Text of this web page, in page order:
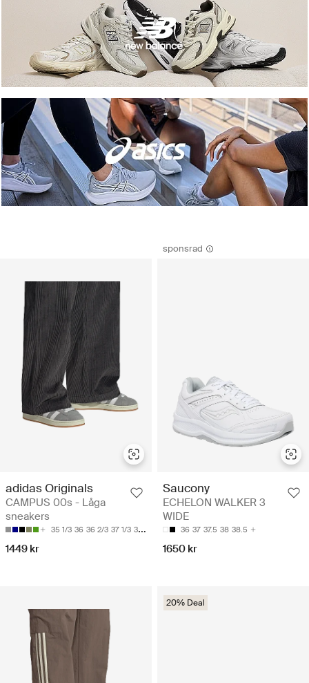
adidas Originals
CAMPUS 00s - Låga
sneakers
35 1/3 36 36 2/3 37 1/3 38
1449 kr
sponsrad
Saucony
ECHELON WALKER 3
WIDE
36 37 37.5 38 38.5
1650 kr
20% Deal